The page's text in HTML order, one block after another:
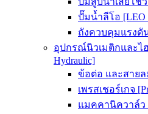
ปั๊มน้ำลีโอ [LEO
ถังควบคุมแรงดัน
อุปกรณ์นิวเมติกและไฮ
Hydraulic]
ข้อต่อ และสายล
เพรสเชอร์เกจ
แมคคานิควาล์ว